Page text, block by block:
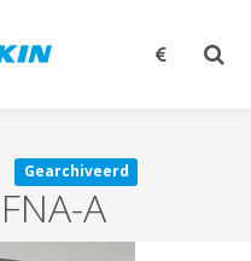
Gearchiveerd
FNA-A